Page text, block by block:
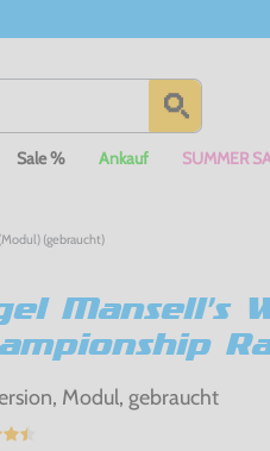
Sale % Ankauf SUMMER
(gebraucht)
Mansell's
Modul, gebraucht